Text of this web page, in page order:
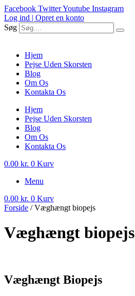
Facebook TwitterYoutube Instagram
Log ind | Opret en konto
Søg
Hjem
Pejse Uden Skorsten
Blog
Om Os
Kontakta Os
Hjem
Pejse Uden Skorsten
Blog
Om Os
Kontakta Os
0.00 kr. 0 Kurv
Menu
0.00 kr. 0 Kurv
Forside / Væghængt biopejs
Væghængt biopejs
Væghængt Biopejs